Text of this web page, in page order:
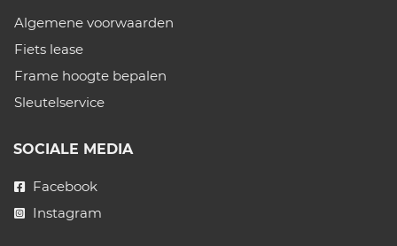
Algemene voorwaarden
Fiets lease
Frame hoogte bepalen
Sleutelservice
SOCIALE MEDIA
Facebook
Instagram